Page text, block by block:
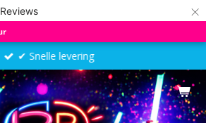
Reviews ×
✔ Snelle levering